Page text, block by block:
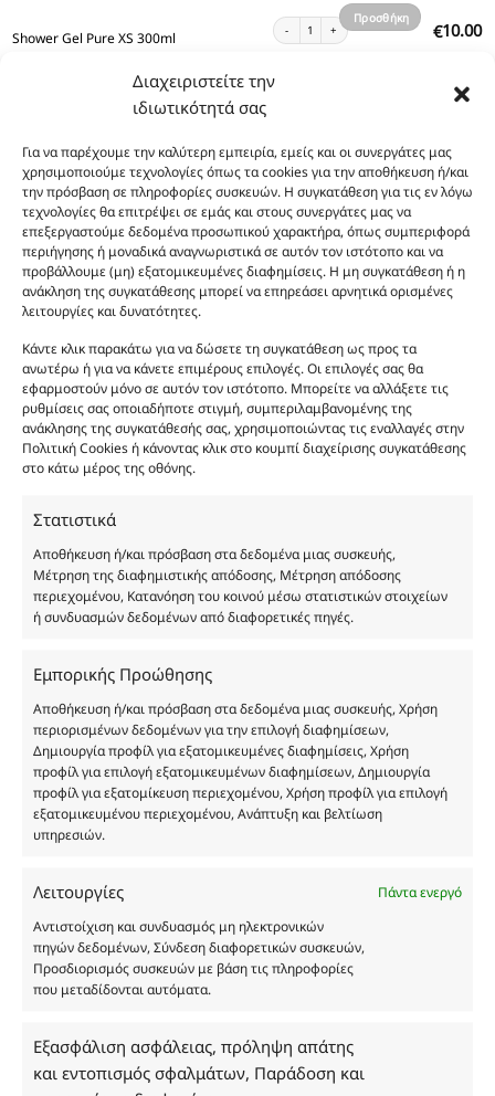
Διαχειριστείτε την
ιδιωτικότητά σας
Για να παρέχουμε την καλύτερη εμπειρία, εμείς και οι συνεργάτες μας
χρησιμοποιούμε τεχνολογίες όπως τα cookies για την αποθήκευση ή/και
την πρόσβαση σε πληροφορίες συσκευών. Η συγκατάθεση για τις εν λόγω
τεχνολογίες θα επιτρέψει σε εμάς και στους συνεργάτες μας να
επεξεργαστούμε δεδομένα προσωπικού χαρακτήρα, όπως συμπεριφορά
περιήγησης ή μοναδικά αναγνωριστικά σε αυτόν τον ιστότοπο και να
προβάλλουμε (μη) εξατομικευμένες διαφημίσεις. Η μη συγκατάθεση ή η
ανάκληση της συγκατάθεσης μπορεί να επηρεάσει αρνητικά ορισμένες
λειτουργίες και δυνατότητες.
Κάντε κλικ παρακάτω για να δώσετε τη συγκατάθεση ως προς τα
ανωτέρω ή για να κάνετε επιμέρους επιλογές. Οι επιλογές σας θα
εφαρμοστούν μόνο σε αυτόν τον ιστότοπο. Μπορείτε να αλλάξετε τις
ρυθμίσεις σας οποιαδήποτε στιγμή, συμπεριλαμβανομένης της
ανάκλησης της συγκατάθεσής σας, χρησιμοποιώντας τις εναλλαγές στην
Πολιτική Cookies ή κάνοντας κλικ στο κουμπί διαχείρισης συγκατάθεσης
στο κάτω μέρος της οθόνης.
Στατιστικά
Αποθήκευση ή/και πρόσβαση στα δεδομένα μιας συσκευής,
Μέτρηση της διαφημιστικής απόδοσης, Μέτρηση απόδοσης
περιεχομένου, Κατανόηση του κοινού μέσω στατιστικών στοιχείων
ή συνδυασμών δεδομένων από διαφορετικές πηγές.
Εμπορικής Προώθησης
Αποθήκευση ή/και πρόσβαση στα δεδομένα μιας συσκευής, Χρήση
περιορισμένων δεδομένων για την επιλογή διαφημίσεων,
Δημιουργία προφίλ για εξατομικευμένες διαφημίσεις, Χρήση
προφίλ για επιλογή εξατομικευμένων διαφημίσεων, Δημιουργία
προφίλ για εξατομίκευση περιεχομένου, Χρήση προφίλ για επιλογή
εξατομικευμένου περιεχομένου, Ανάπτυξη και βελτίωση
υπηρεσιών.
Λειτουργίες
Πάντα ενεργό
Αντιστοίχιση και συνδυασμός μη ηλεκτρονικών
πηγών δεδομένων, Σύνδεση διαφορετικών συσκευών,
Προσδιορισμός συσκευών με βάση τις πληροφορίες
που μεταδίδονται αυτόματα.
Εξασφάλιση ασφάλειας, πρόληψη απάτης
και εντοπισμός σφαλμάτων, Παράδοση και
καλάθι
Shower Gel Pure XS 300ml €10.00
Shower Gel Pure XS 300ml ποσότητα
Προσθήκη
Body Lotion Pure XS 200ml 12.00
Body Lotion Pure XS 200ml ποσότητα
Body Lotion Gold Shimmer Pure XS 200ml €13.00
Body Lotion Gold Shimmer Pure XS 200ml
στο
καλάθι
Body Butter Pure XS 200ml
Body Butter Pure XS 200ml ποσότητα
Προσθήκη
στο
καλάθι
Φύλο:Ανδρικά
Κωδικός προϊόντος :MP234
Νότες:
ΓΛΥΚΑ, ΕΝΤΟΝΑ, ΞΥΛΩΔΗ
Εποχές:ΦΘΙΝΟΠΩΡΟ, ΧΕΙΜΩΝΑΣ
Αρωματική Νότα:BALSAMIC, SMOKY, VANILLA
Συστατικά:Alcohol Denat, Aqua, PEG-40 Hydrogenated Castor Oil, Parfum,
Benzyl Alcohol, Benzyl Benzoate, Benzyl Salicylate, Cinnamal, Cinnamyl
Alcohol, Citronellol, Coumarin, Evernia Furfuracea Extract, Evernia
Prunastri Extract, Eugenol, Geraniol, Hydroxycitronellal, Isoeugenol,
Limonene, Linalool, CI 19140
Οι φωτογραφίες των προϊόντων είναι ενδεικτικές
και δεν είναι προς πώληση το εικονιζόμενο προϊόν.
Σκοπός τους είναι η διευκόλυνση της επιλογής σας.
Σε καμία περίπτωση δεν αντιστοιχούν στα
αυθεντικά αρώματα και δεν ανταποκρίνονται στην
πραγματικότητα. Πρόθεση της επιχείρησης μας δεν
είναι η παραπλάνηση και η εξαπάτηση του
καταναλωτή. Όλα μας τα προϊόντα είναι τύπου, σε
αντίστοιχα αυθεντικά γνωστών οίκων. Οι
ονομασίες, οι εικόνες και τα σήματα των
προϊόντων αποτελούν αναφαίρετη και
κατοχυρωμένη εμπορικά ιδιοκτησία των
Δημιουργών-Οίκων. Οι εικόνες ενδέχεται να
Με επιφύλαξη κάθε νόμιμου δικαιώματος.